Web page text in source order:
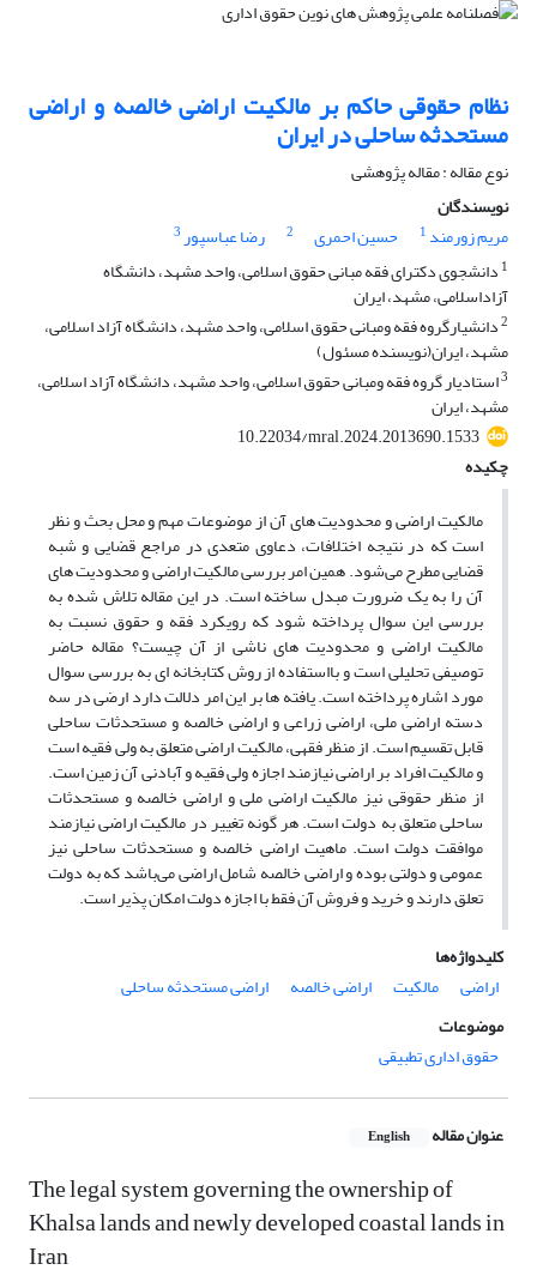
نظام حقوقی حاکم بر مالکیت اراضی خالصه و اراضی
مستحدثه ساحلی در ایران
نوع مقاله : مقاله پژوهشی
نویسندگان
مریم زورمند 1 حسین احمری 2 رضا عباسپور3
1 دانشجوی دکترای فقه مبانی حقوق اسلامی، واحد مشهد، دانشگاه
آزاداسلامی، مشهد، ایران
2دانشیارگروه فقه ومبانی حقوق اسلامی، واحد مشهد، دانشگاه آزاد اسلامی،
مشهد، ایران(نویسنده مسئول)
3استادیار گروه فقه ومبانی حقوق اسلامی، واحد مشهد، دانشگاه آزاد اسلامی،
مشهد، ایران
10.22034/mral.2024.2013690.1533
چکیده
مالکیت اراضی و محدودیت های آن از موضوعات مهم و محل بحث و نظر
است که در نتیجه اختلافات، دعاوی متعدی در مراجع قضایی و شبه
قضایی مطرح می‌شود. همین امر بررسی مالکیت اراضی و محدودیت های
آن را به یک ضرورت مبدل ساخته است. در این مقاله تلاش شده به
بررسی این سوال پرداخته شود که رویکرد فقه و حقوق نسبت به
مالکیت اراضی و محدودیت های ناشی از آن چیست؟ مقاله حاضر
توصیفی تحلیلی است و بااستفاده از روش کتابخانه ای به بررسی سوال
مورد اشاره پرداخته است. یافته ها بر این امر دلالت دارد ارضی در سه
دسته اراضی ملی، اراضی زراعی و اراضی خالصه و مستحدثات ساحلی
قابل تقسیم است. از منظر فقهی، مالکیت اراضی متعلق به ولی فقیه است
و مالکیت افراد بر اراضی نیازمند اجازه ولی فقیه و آبادنی آن زمین است.
از منظر حقوقی نیز مالکیت اراضی ملی و اراضی خالصه و مستحدثات
ساحلی متعلق به دولت است. هر گونه تغییر در مالکیت اراضی نیازمند
موافقت دولت است. ماهیت اراضی خالصه و مستحدثات ساحلی نیز
عمومی و دولتی بوده و اراضی خالصه شامل اراضی می‌باشد که به دولت
تعلق دارند و خرید و فروش آن فقط با اجازه دولت امکان پذیر است.
کلیدواژه‌ها
اراضی
مالکیت اراضی خالصه
اراضی مستحدثه ساحلی
موضوعات
حقوق اداری تطبیقی
عنوان مقاله English
The legal system governing the ownership of
Khalsa lands and newly developed coastal lands in
Iran